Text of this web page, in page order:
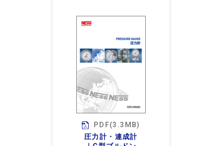
PDF(3.3MB)
圧力計・連成計